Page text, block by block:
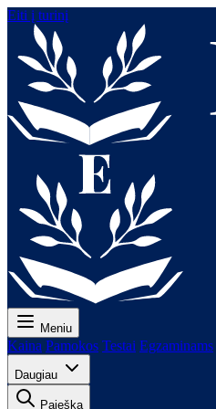
Eiti į turinį
Meniu
Kaina Pamokos Testai Egzaminams
Daugiau
Paieška